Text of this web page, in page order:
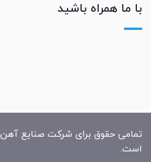
با ما همراه باشید
تمامی حقوق برای شرکت صنایع
است.